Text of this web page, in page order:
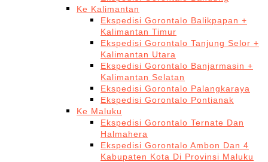
Ke Kalimantan
Ekspedisi Gorontalo Balikpapan +
Kalimantan Timur
Ekspedisi Gorontalo Tanjung Selor +
Kalimantan Utara
Ekspedisi Gorontalo Banjarmasin +
Kalimantan Selatan
Ekspedisi Gorontalo Palangkaraya
Ekspedisi Gorontalo Pontianak
Ke Maluku
Ekspedisi Gorontalo Ternate Dan
Halmahera
Ekspedisi Gorontalo Ambon Dan 4
Kabupaten Kota Di Provinsi Maluku